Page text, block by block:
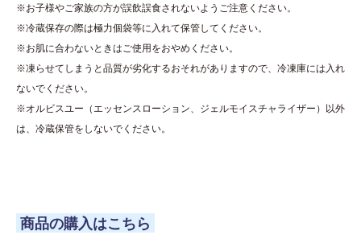
※お子様やご家族の方が誤飲誤食されないようご注意ください。
※冷蔵保存の際は極力個袋等に入れて保管してください。
※お肌に合わないときはご使用をおやめください。
※凍らせてしまうと品質が劣化するおそれがありますので、冷凍庫には入れ
ないでください。
※オルビスユー（エッセンスローション、ジェルモイスチャライザー）以外
は、冷蔵保管をしないでください。
商品の購入はこちら